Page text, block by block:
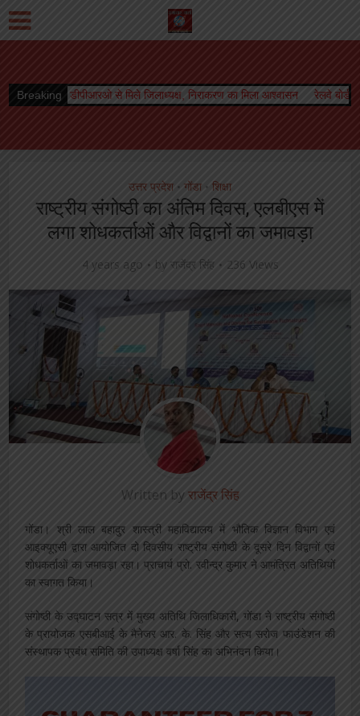
Breaking
मिले जिलाध्यक्ष, निराकरण का मिला आश्वासन रेलवे बोर्ड अध्यक्ष को मिला कार्यकाल
उत्तर प्रदेश • गोंडा शिक्षा
राष्ट्रीय संगोष्ठी का अंतिम दिवस, एलबीएस में
लगा शोधकर्ताओं और विद्वानों का जमावड़ा
4 years ago by राजेंद्र सिंह 236 Views
Written byराजेंद्र सिंह
गोंडा। श्री लाल बहादुर शास्त्री महाविद्यालय में भौतिक विज्ञान विभाग एवं
आइक्यूएसी द्वारा आयोजित दो दिवसीय राष्ट्रीय संगोष्ठी के दूसरे दिन विद्वानों एवं
शोधकर्ताओं का जमावड़ा रहा। प्राचार्य प्रो. रवीन्द्र कुमार ने आमंत्रित अतिथियों
का स्वागत किया।
संगोष्ठी के उद्घाटन सत्र में मुख्य अतिथि जिलाधिकारी, गोंडा ने राष्ट्रीय संगोष्ठी
के प्रायोजक एसबीआई के मैनेजर आर. के. सिंह और सत्य सरोज फाउंडेशन की
संस्थापक प्रबंध समिति की उपाध्यक्ष वर्षा सिंह का अभिनंदन किया।